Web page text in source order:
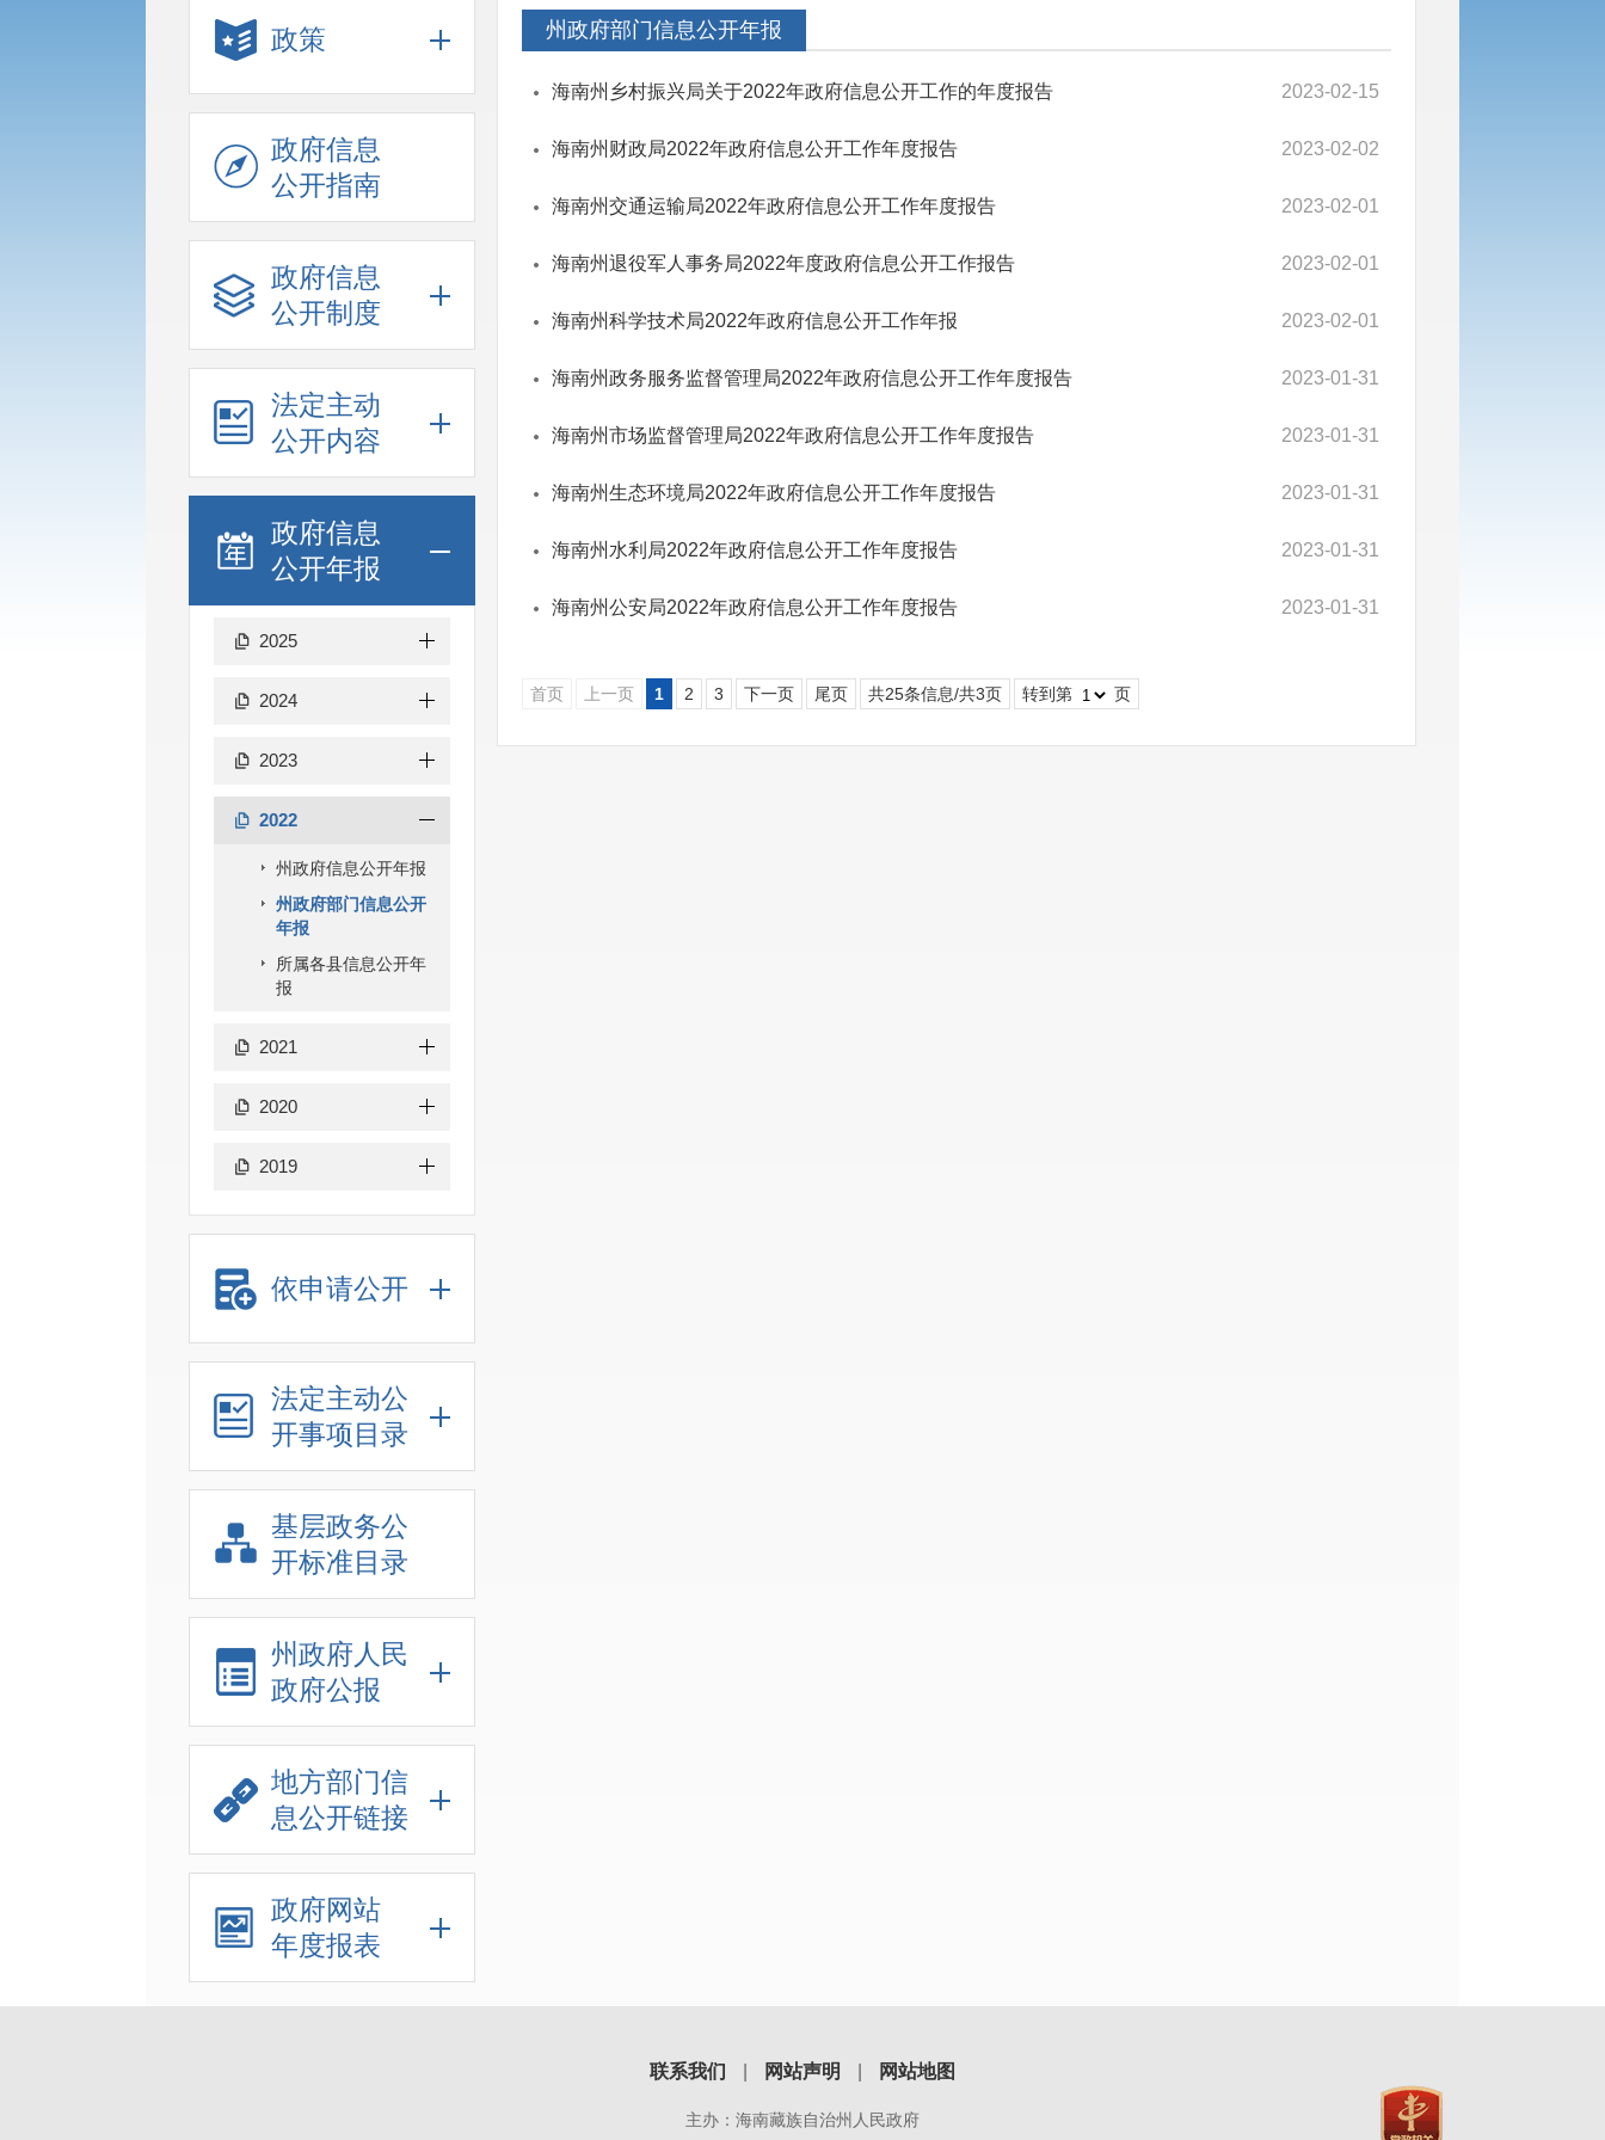
政策
政府信息
公开指南
政府信息
公开制度
法定主动
公开内容
政府信息
公开年报
2025
2024
2023
2022
州政府信息公开年报
州政府部门信息公开
年报
所属各县信息公开年
报
2021
2020
2019
依申请公开
法定主动公
开事项目录
基层政务公
开标准目录
州政府人民
政府公报
地方部门信
息公开链接
政府网站
年度报表
州政府部门信息公开年报
2023-02-15
海南州乡村振兴局关于2022年政府信息公开工作的年度报告
2023-02-02
海南州财政局2022年政府信息公开工作年度报告
2023-02-01
海南州交通运输局2022年政府信息公开工作年度报告
2023-02-01
海南州退役军人事务局2022年度政府信息公开工作报告
2023-02-01
海南州科学技术局2022年政府信息公开工作年报
2023-01-31
海南州政务服务监督管理局2022年政府信息公开工作年度报告
2023-01-31
海南州市场监督管理局2022年政府信息公开工作年度报告
2023-01-31
海南州生态环境局2022年政府信息公开工作年度报告
2023-01-31
海南州水利局2022年政府信息公开工作年度报告
2023-01-31
海南州公安局2022年政府信息公开工作年度报告
首页 上一页 1 2 3 下一页 尾页 共25条信息/共3页 转到第 页
联系我们 网站声明 网站地图
主办：海南藏族自治州人民政府